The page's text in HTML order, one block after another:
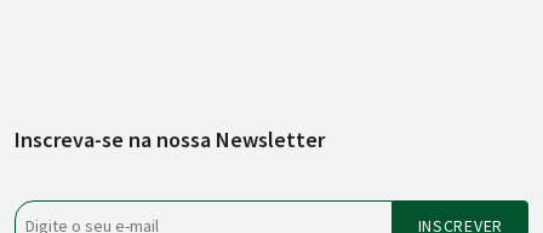
Inscreva-se na nossa Newsletter